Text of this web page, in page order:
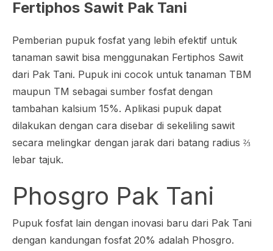
Fertiphos Sawit Pak Tani
Pemberian pupuk fosfat yang lebih efektif untuk
tanaman sawit bisa menggunakan Fertiphos Sawit
dari Pak Tani. Pupuk ini cocok untuk tanaman TBM
maupun TM sebagai sumber fosfat dengan
tambahan kalsium 15%. Aplikasi pupuk dapat
dilakukan dengan cara disebar di sekeliling sawit
secara melingkar dengan jarak dari batang radius ⅔
lebar tajuk.
Phosgro Pak Tani
Pupuk fosfat lain dengan inovasi baru dari Pak Tani
dengan kandungan fosfat 20% adalah Phosgro.